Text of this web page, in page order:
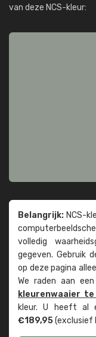
van deze NCS-kleur:
Belangrijk: NCS-
volledig
gegeven. Gebruik
op deze pagina
We raden aan een
kleuren­waaier te
kleur. U heeft al
€189,95(exclusief